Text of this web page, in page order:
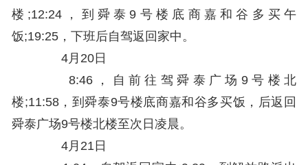
楼;12:24，到舜泰9号楼底商嘉和谷多买午
饭;19:25，下班后自驾返回家中。
4月20日
8:46，自前往驾舜泰广场9号楼北
楼;11:58，到舜泰9号楼底商嘉和谷多买饭，后返回
舜泰广场9号楼北楼至次日凌晨。
4月21日